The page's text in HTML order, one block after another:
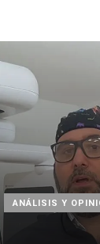
ANÁLISIS Y